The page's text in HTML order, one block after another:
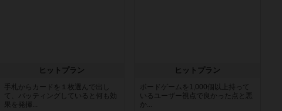
ヒットプラン
手札からカードを１枚選んで出し
て、バッティングしていると何も効
果を発揮...
ヒットプラン
ボードゲームを1,000個以上持って
いるユーザー視点で良かった点と悪
か...